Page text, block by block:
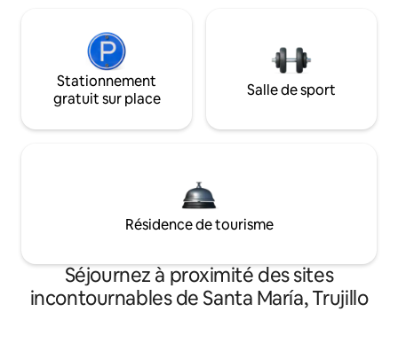
Stationnement
gratuit sur place
Salle de sport
Résidence de tourisme
Séjournez à proximité des sites
incontournables de Santa María, Trujillo